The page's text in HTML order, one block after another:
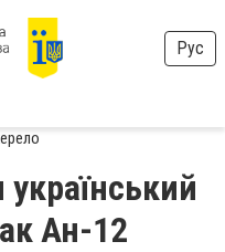
Рус
український
Ан-12